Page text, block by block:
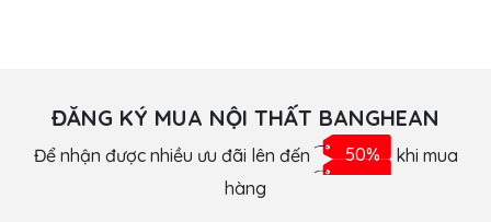
ĐĂNG KÝ MUA NỘI THẤT BANGHEAN
Để nhận được nhiều ưu đãi lên đến 50% khi mua
hàng